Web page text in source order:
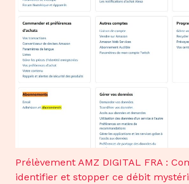
Prélèvement AMZ DIGITAL FRA :
identifier et stopper ce débit